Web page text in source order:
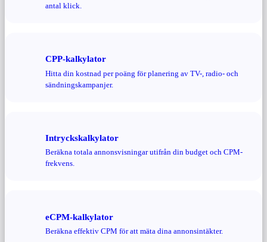
antal klick.
CPP-kalkylator
Hitta din kostnad per poäng för planering av TV-, radio- och
sändningskampanjer.
Intryckskalkylator
Beräkna totala annonsvisningar utifrån din budget och CPM-
frekvens.
eCPM-kalkylator
Beräkna effektiv CPM för att mäta dina annonsintäkter.